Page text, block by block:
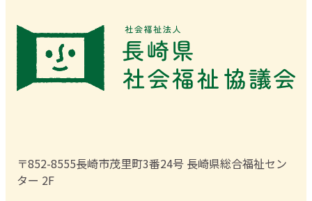
〒852-8555長崎市茂里町3番24号 長崎県総合福祉セン
ター 2F